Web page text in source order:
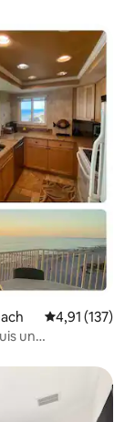
Évaluation
4,91 (137)
un